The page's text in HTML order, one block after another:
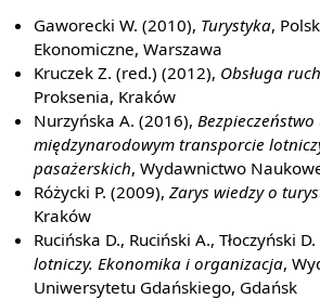
Gaworecki W. (2010), Turystyka,
Ekonomiczne, Warszawa
Kruczek Z. (red.) (2012), Obsługa
Proksenia, Kraków
Nurzyńska A. (2016), Bezpieczeństwo
międzynarodowym transporcie
pasażerskich, Wydawnictwo
Różycki P. (2009),Zarys wiedzy o
Kraków
Rucińska D., Ruciński A., Tłoczyński
lotniczy. Ekonomika i organizacja,
Uniwersytetu Gdańskiego, Gdańsk